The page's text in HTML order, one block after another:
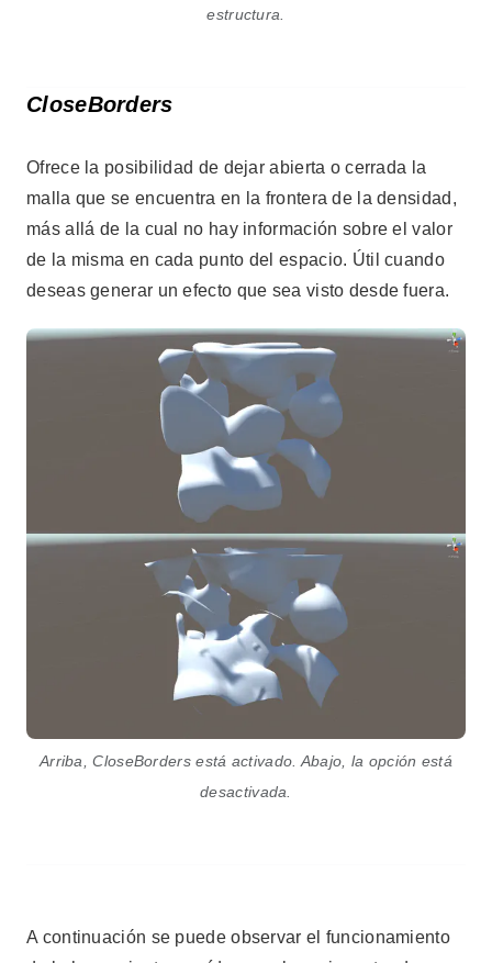
estructura.
CloseBorders
Ofrece la posibilidad de dejar abierta o cerrada la
malla que se encuentra en la frontera de la densidad,
más allá de la cual no hay información sobre el valor
de la misma en cada punto del espacio. Útil cuando
deseas generar un efecto que sea visto desde fuera.
Arriba, CloseBorders está activado. Abajo, la opción está
desactivada.
A continuación se puede observar el funcionamiento